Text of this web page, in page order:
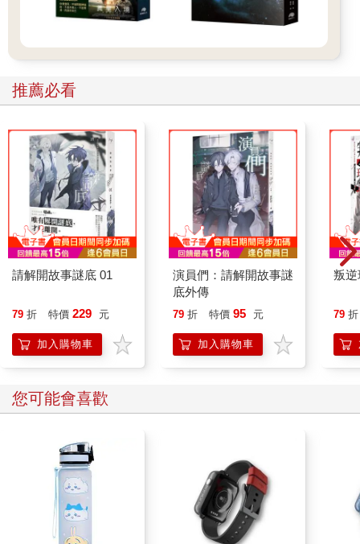
推薦必看
請解開故事謎底 01
79 折 特價 229 元
加入購物車
演員們：請解開故事謎
底外傳
79 折 特價 95 元
加入購物車
叛逆
79 折
您可能會喜歡